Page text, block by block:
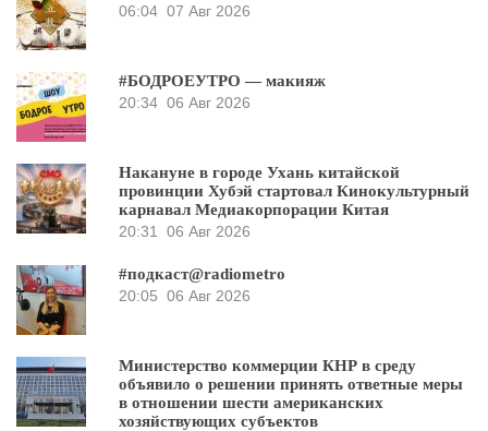
06:04 07 Авг 2026
#БОДРОЕУТРО — макияж
20:34 06 Авг 2026
Накануне в городе Ухань китайской
провинции Хубэй стартовал Кинокультурный
карнавал Медиакорпорации Китая
20:31
06 Авг 2026
#подкаст@radiometro
20:05 06 Авг 2026
Министерство коммерции КНР в среду
объявило о решении принять ответные меры
в отношении шести американских
хозяйствующих субъектов